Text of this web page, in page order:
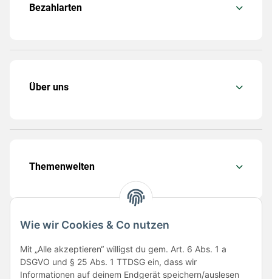
Wie wir Cookies & Co nutzen
Mit „Alle akzeptieren“ willigst du gem. Art. 6 Abs. 1 a
DSGVO und § 25 Abs. 1 TTDSG ein, dass wir
Informationen auf deinem Endgerät speichern/auslesen
Bezahlarten
Über uns
Themenwelten
Folge uns